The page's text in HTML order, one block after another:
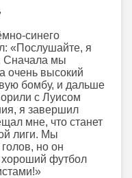
синего
«Послушайте, я
Сначала мы
очень высокий
бомбу, и дальше
с Луисом
я завершил
мне, что станет
лиги. Мы
но он
хороший футбол